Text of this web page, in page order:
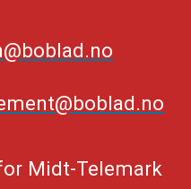
Midt-Telemark